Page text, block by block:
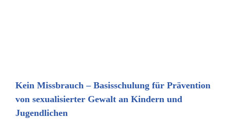
Kein Missbrauch – Basisschulung für Prävention
von sexualisierter Gewalt an Kindern und
Jugendlichen